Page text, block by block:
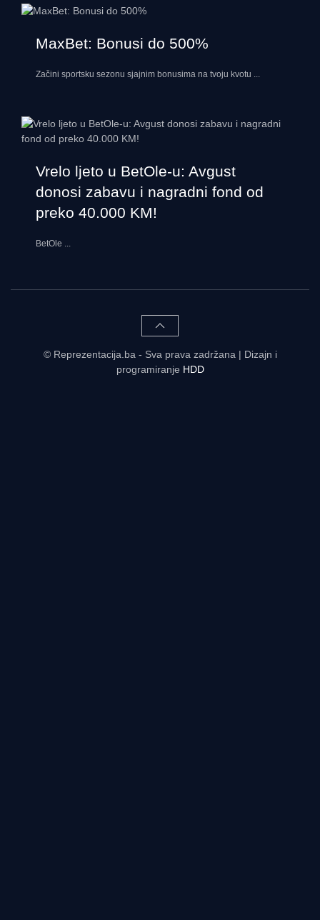
MaxBet: Bonusi do 500%
Začini sportsku sezonu sjajnim bonusima na tvoju kvotu ...
Vrelo ljeto u BetOle-u: Avgust
donosi zabavu i nagradni fond od
preko 40.000 KM!
BetOle ...
© Reprezentacija.ba - Sva prava zadržana | Dizajn i
programiranje HDD